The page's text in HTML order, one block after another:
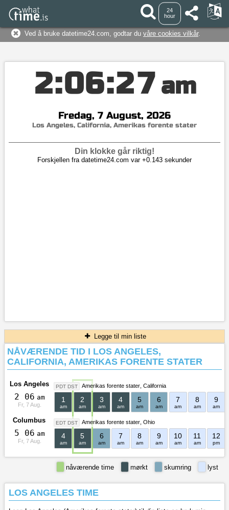
24
hour
Ved å bruke datetime24.com, godtar du våre cookies vilkår.
2:06:27 am
Fredag, 7 August, 2026
Los Angeles, California, Amerikas forente stater
Din klokke går riktig!
Forskjellen fra datetime24.com var +0.143 sekunder
Legge til min liste
NÅVÆRENDE TID I LOS ANGELES,
CALIFORNIA, AMERIKAS FORENTE STATER
Los Angeles PDT DST Amerikas forente stater California
2 06 am
Fr, 7 Aug.
1
am
2
am
3
am
4
am
5
am
6
am
7
am
8
am
9
am
Columbus EDT DST Amerikas forente stater Ohio
5 06 am
Fr, 7 Aug.
4
am
5
am
6
am
7
am
8
am
9
am
10
am
11
am
12
pm
lyst
skumring
mørkt
nåværende time
LOS ANGELES TIME